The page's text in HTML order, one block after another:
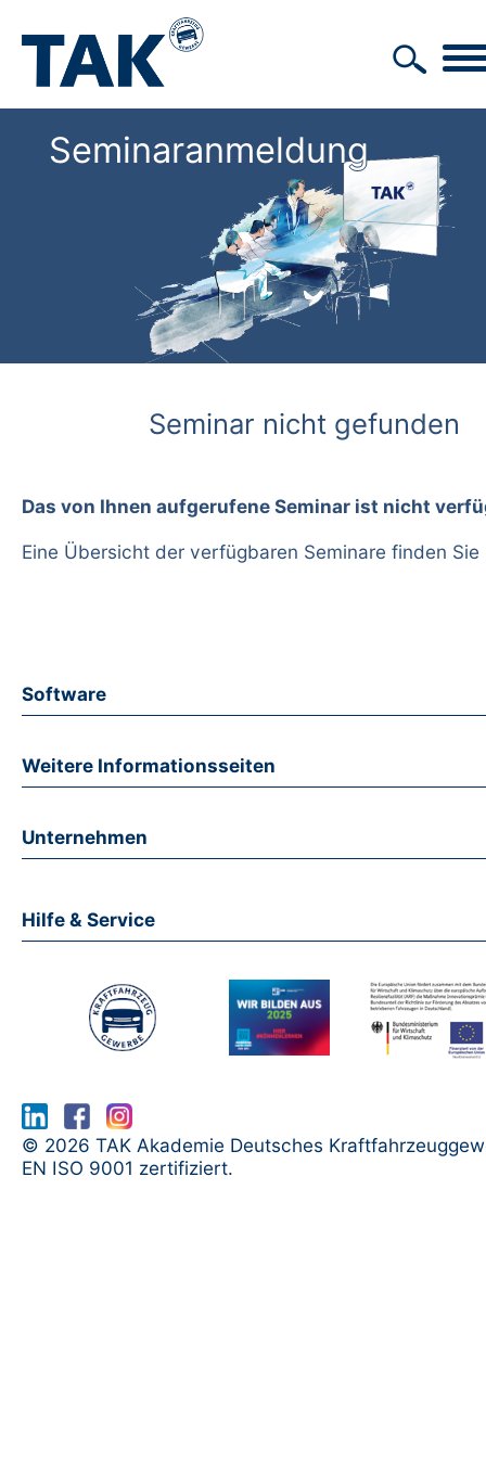
Seminaranmeldung
Seminar nicht gefunden
Das von Ihnen aufgerufene Seminar ist nicht
Eine Übersicht der verfügbaren Seminare finden Sie
Software
Weitere Informationsseiten
Unternehmen
Hilfe & Service
© 2026 TAK Akademie Deutsches
EN ISO 9001 zertifiziert.